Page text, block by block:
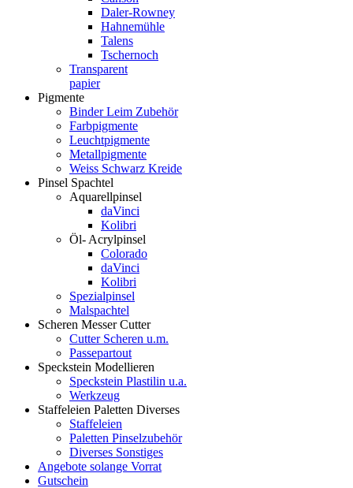
Daler-Rowney
Hahnemühle
Talens
Tschernoch
Transparent
papier
Pigmente
Binder Leim Zubehör
Farbpigmente
Leuchtpigmente
Metallpigmente
Weiss Schwarz Kreide
Pinsel Spachtel
Aquarellpinsel
daVinci
Kolibri
Öl- Acrylpinsel
Colorado
daVinci
Kolibri
Spezialpinsel
Malspachtel
Scheren Messer Cutter
Cutter Scheren u.m.
Passepartout
Speckstein Modellieren
Speckstein Plastilin u.a.
Werkzeug
Staffeleien Paletten Diverses
Staffeleien
Paletten Pinselzubehör
Diverses Sonstiges
Angebote solange Vorrat
Gutschein